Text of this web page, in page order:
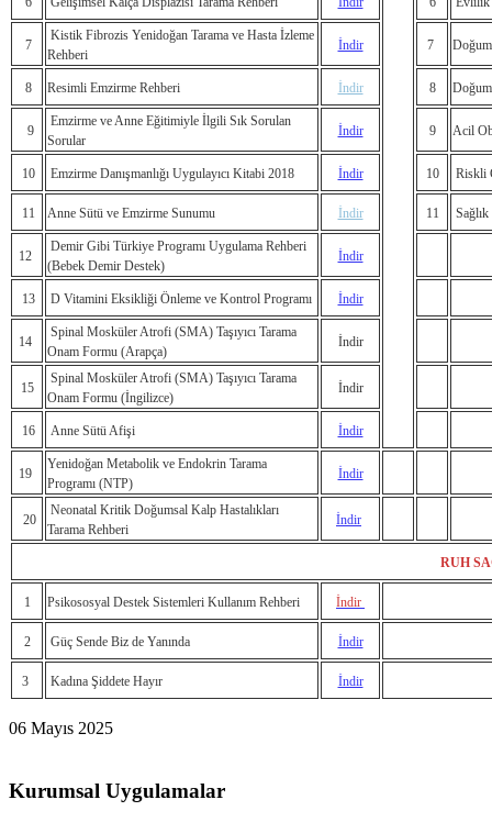
7
Kistik Fibrozis Yenidoğan Tarama ve Hasta İzleme
Rehberi
İndir 7
8 Resimli Emzirme Rehberi İndir 8
9
Emzirme ve Anne Eğitimiyle İlgili Sık Sorulan
Sorular
İndir 9 Acil
10 Emzirme Danışmanlığı Uygulayıcı Kitabi 2018 İndir 10 Riskli
11 Anne Sütü ve Emzirme Sunumu İndir 11
12
Demir Gibi Türkiye Programı Uygulama Rehberi
(Bebek Demir Destek)
İndir
13 D Vitamini Eksikliği Önleme ve Kontrol Programı İndir
14
Spinal Mosküler Atrofi (SMA) Taşıyıcı Tarama
Onam Formu (Arapça)
İndir
15
Spinal Mosküler Atrofi (SMA) Taşıyıcı Tarama
Onam Formu (İngilizce)
İndir
16 Anne Sütü Afişi İndir
19
Yenidoğan Metabolik ve Endokrin Tarama
Programı (NTP)
İndir
20
Neonatal Kritik Doğumsal Kalp Hastalıkları
Tarama Rehberi
İndir
RUH
1 Psikososyal Destek Sistemleri Kullanım Rehberi İndir
2 Güç Sende Biz de Yanında İndir
3 Kadına Şiddete Hayır İndir
06 Mayıs 2025
Kurumsal Uygulamalar